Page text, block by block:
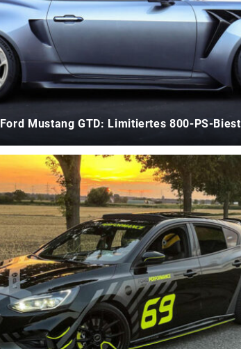
Ford Mustang GTD: Limitiertes 800-PS-Biest